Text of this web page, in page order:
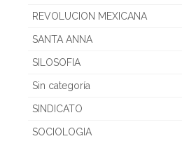
REVOLUCION MEXICANA
SANTA ANNA
SILOSOFIA
Sin categoría
SINDICATO
SOCIOLOGIA